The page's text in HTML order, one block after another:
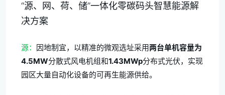
“源、网、荷、储”一体化零碳码头智慧能源解
决方案
源： 因地制宜，以精准的微观选址采用两台单机容量为
4.5MW分散式风电机组和1.43MWp分布式光伏，实现
园区大量自动化设备的可再生能源供给。